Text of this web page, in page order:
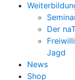
Der
Jagd
News
Shop